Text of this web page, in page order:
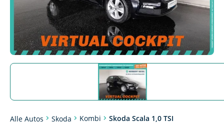
Alle Autos Skoda Kombi Skoda Scala 1,0 TSI